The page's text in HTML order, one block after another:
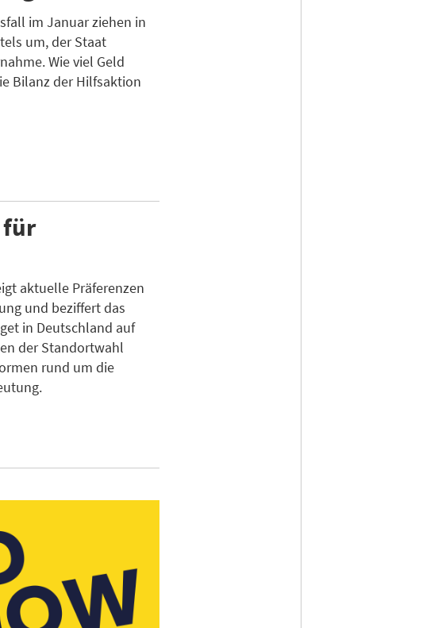
im Januar ziehen in
um, der Staat
Wie viel Geld
Bilanz der Hilfsaktion
für
aktuelle Präferenzen
und beziffert das
in Deutschland auf
der Standortwahl
rund um die